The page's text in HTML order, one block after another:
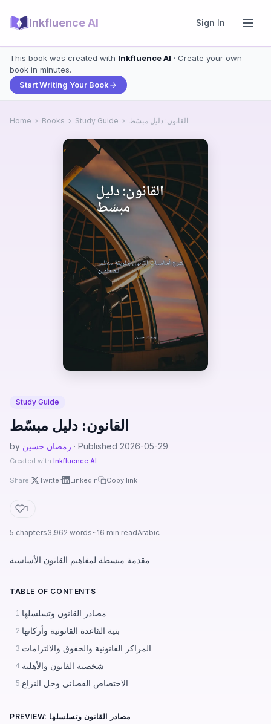
Inkfluence AI Sign In
This book was created with Inkfluence AI · Create your own
book in minutes.
Start Writing Your Book
Home › Books › Study Guide › القانون: دليل مبسّط
Study Guide
القانون: دليل مبسّط
by رمضان حسين · Published 2026-05-29
Created with Inkfluence AI
Share: Twitter LinkedIn Copy link
1
5 chapters3,962 words~16 min readArabic
مقدمة مبسطة لمفاهيم القانون الأساسية
TABLE OF CONTENTS
1.مصادر القانون وتسلسلها
2.بنية القاعدة القانونية وأركانها
3.المراكز القانونية والحقوق والالتزامات
4.شخصية القانون والأهلية
5.الاختصاص القضائي وحل النزاع
PREVIEW: مصادر القانون وتسلسلها